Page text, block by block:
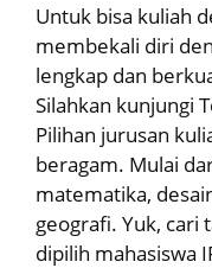
Untuk bisa kuliah
membekali diri
lengkap dan
Silahkan kunjungi
Pilihan jurusan
beragam. Mulai
matematika,
geografi. Yuk, cari
dipilih mahasiswa